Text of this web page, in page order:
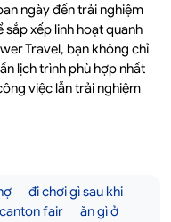
ngày đến trải nghiệm
xếp linh hoạt quanh
Travel, bạn không chỉ
lịch trình phù hợp nhất
việc lẫn trải nghiệm
đi chơi gì sau khi
fair
ăn gì ở